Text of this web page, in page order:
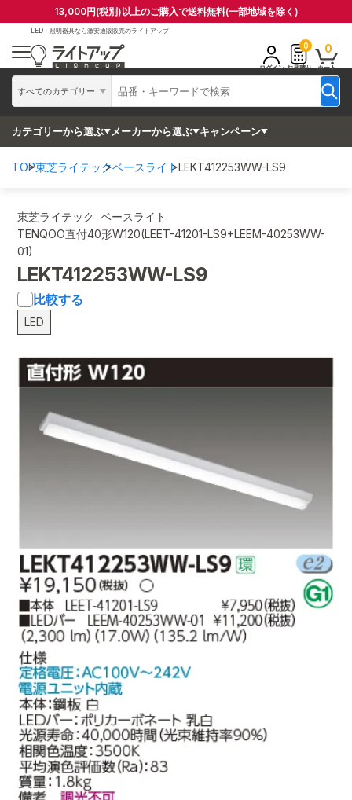
13,000円(税別)以上のご購入で送料無料(一部地域を除く)
LED・照明器具なら激安通販販売のライトアップ
すべてのカテゴリー
ログイン
0
お見積り
0
カート
カテゴリーから選ぶ メーカーから選ぶ キャンペーン
TOP東芝ライテックベースライトLEKT412253WW-LS9
東芝ライテック ベースライト
TENQOO直付40形W120(LEET-41201-LS9+LEEM-40253WW-
01)
LEKT412253WW-LS9
比較する
LED